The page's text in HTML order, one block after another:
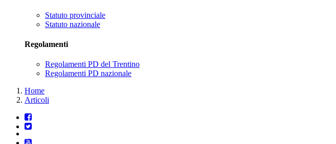
Statuto provinciale
Statuto nazionale
Regolamenti
Regolamenti PD del Trentino
Regolamenti PD nazionale
Home
Articoli